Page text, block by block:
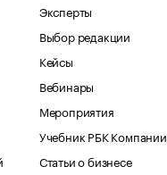
Эксперты
Выбор редакции
Кейсы
Вебинары
Мероприятия
Учебник РБК Компании
Статьи о бизнесе